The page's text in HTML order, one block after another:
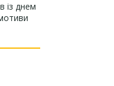
із днем